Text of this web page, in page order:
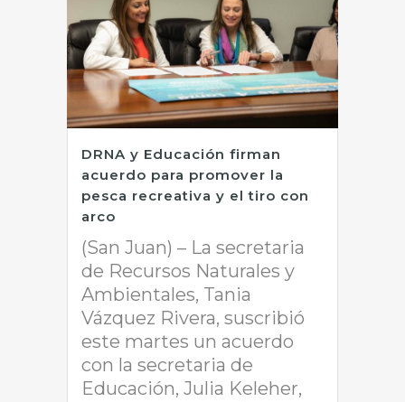
DRNA y Educación firman
acuerdo para promover la
pesca recreativa y el tiro con
arco
(San Juan) – La secretaria
de Recursos Naturales y
Ambientales, Tania
Vázquez Rivera, suscribió
este martes un acuerdo
con la secretaria de
Educación, Julia Keleher,